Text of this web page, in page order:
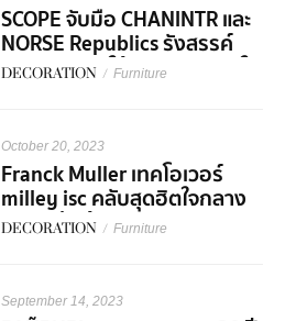
SCOPE จับมือ CHANINTR และ
NORSE Republics รังสรรค์
ความงดงามให้กับยูนิตพิเศษใน
DECORATION / Furniture
October 20, 2023
Franck Muller เทคโอเวอร์
milley isc คลับสุดฮิตใจกลาง
ทองหล่อ ต้อนรับคอลเลกชัน
DECORATION / Furniture
September 14, 2023